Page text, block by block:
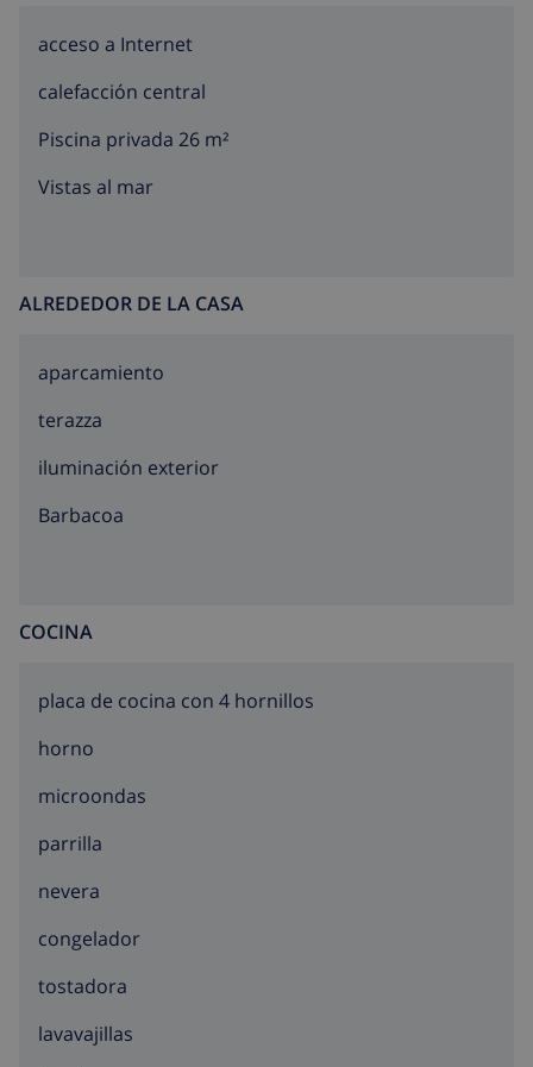
acceso a Internet
calefacción central
Piscina privada 26 m²
Vistas al mar
ALREDEDOR DE LA CASA
aparcamiento
terazza
iluminación exterior
barbacoa
COCINA
placa de cocina con 4 hornillos
horno
microondas
parrilla
nevera
congelador
tostadora
lavavajillas